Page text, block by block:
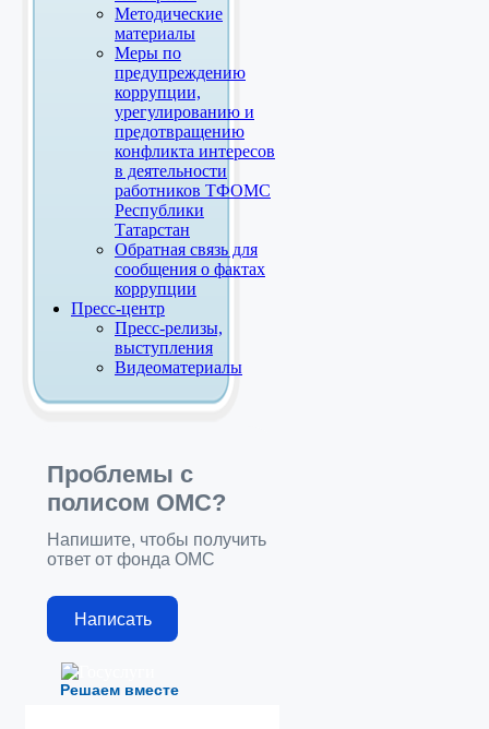
Методические
материалы
Меры по
предупреждению
коррупции,
урегулированию и
предотвращению
конфликта интересов
в деятельности
работников ТФОМС
Республики
Татарстан
Обратная связь для
сообщения о фактах
коррупции
Пресс-центр
Пресс-релизы,
выступления
Видеоматериалы
Решаем вместе
Проблемы с
полисом ОМС?
Напишите, чтобы получить
ответ от фонда ОМС
Написать